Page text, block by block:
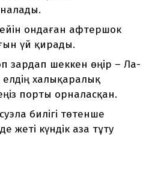
ондаған афтершок
үй қирады.
зардап шеккен өңір – Ла-
халықаралық
порты орналасқан.
билігі төтенше
жеті күндік аза тұту